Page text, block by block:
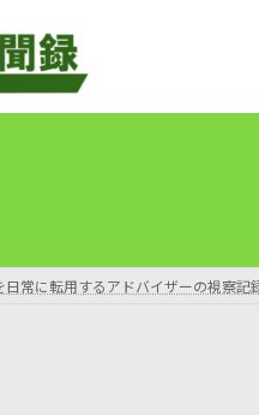
日常に転用するアドバイザーの視察記